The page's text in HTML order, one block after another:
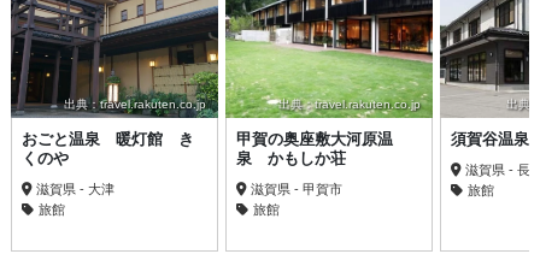
出典：travel.rakuten.co.jp
おごと温泉 暖灯館 き
くのや
滋賀県 - 大津
旅館
出典：travel.rakuten.co.jp
甲賀の奥座敷大河原温
泉 かもしか荘
滋賀県 - 甲賀市
旅館
出典
須賀谷温泉
滋賀県 - 長
旅館